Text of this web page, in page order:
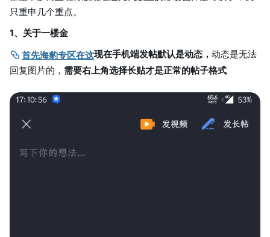
只重申几个重点。
1、关于一楼金
首先海豹专区在这现在手机端发帖默认是动态， 动态是无法
回复图片的， 需要右上角选择长贴才是正常的帖子格式